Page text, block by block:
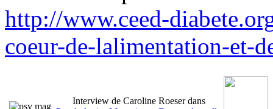
http://www.ceed-
coeur-de-lalimentation-et-
Interview de Caroline Roeser dans